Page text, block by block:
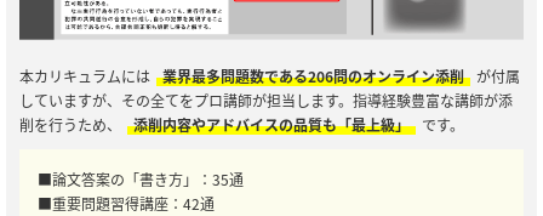
本カリキュラムには 業界最多問題数である206問のオンライン添削 が付属
していますが、その全てをプロ講師が担当します。指導経験豊富な講師が添
削を行うため、
添削内容やアドバイスの品質も「最上級」 です。
■論文答案の「書き方」：35通
■重要問題習得講座：42通